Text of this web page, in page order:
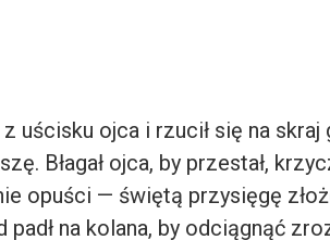
uścisku ojca i rzucił się na skraj
Błagał ojca, by przestał,
opuści — świętą przysięgę
padł na kolana, by odciągnąć